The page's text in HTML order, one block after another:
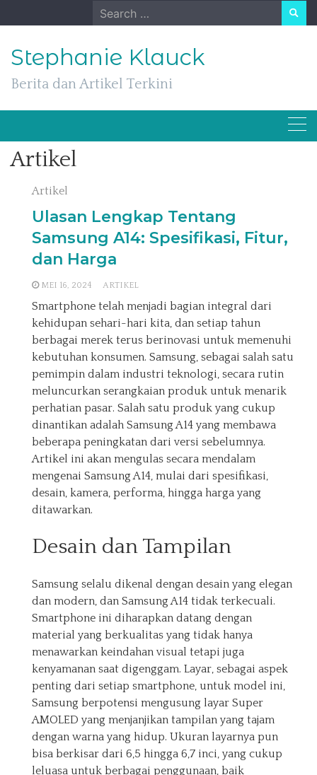
to
Search
for:
Stephanie Klauck
Berita dan Artikel Terkini
Artikel
Artikel
Ulasan Lengkap Tentang
Samsung A14: Spesifikasi, Fitur,
dan Harga
MEI 16, 2024 ARTIKEL
Smartphone telah menjadi bagian integral dari
kehidupan sehari-hari kita, dan setiap tahun
berbagai merek terus berinovasi untuk memenuhi
kebutuhan konsumen. Samsung, sebagai salah satu
pemimpin dalam industri teknologi, secara rutin
meluncurkan serangkaian produk untuk menarik
perhatian pasar. Salah satu produk yang cukup
dinantikan adalah Samsung A14 yang membawa
beberapa peningkatan dari versi sebelumnya.
Artikel ini akan mengulas secara mendalam
mengenai Samsung A14, mulai dari spesifikasi,
desain, kamera, performa, hingga harga yang
ditawarkan.
Desain dan Tampilan
Samsung selalu dikenal dengan desain yang elegan
dan modern, dan Samsung A14 tidak terkecuali.
Smartphone ini diharapkan datang dengan
material yang berkualitas yang tidak hanya
menawarkan keindahan visual tetapi juga
kenyamanan saat digenggam. Layar, sebagai aspek
penting dari setiap smartphone, untuk model ini,
Samsung berpotensi mengusung layar Super
AMOLED yang menjanjikan tampilan yang tajam
dengan warna yang hidup. Ukuran layarnya pun
bisa berkisar dari 6,5 hingga 6,7 inci, yang cukup
leluasa untuk berbagai penggunaan, baik